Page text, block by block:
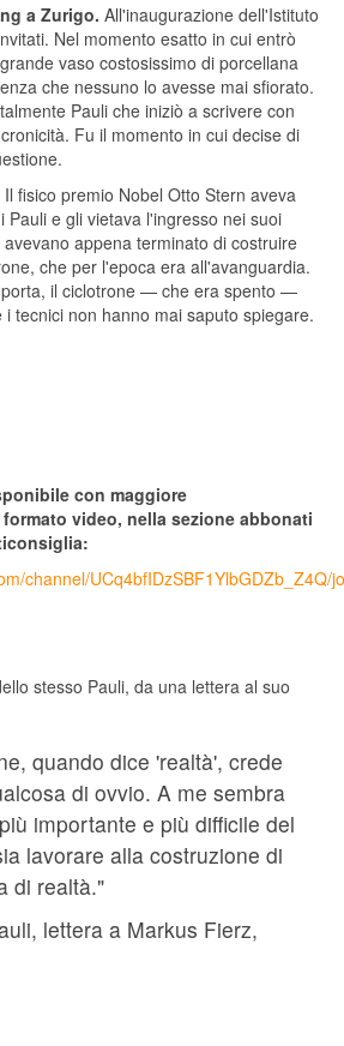
a Zurigo. All'inaugurazione dell'Istituto
Nel momento esatto in cui entrò
vaso costosissimo di porcellana
che nessuno lo avesse mai sfiorato.
Pauli che iniziò a scrivere con
Fu il momento in cui decise di
Il fisico premio Nobel Otto Stern aveva
Pauli e gli vietava l'ingresso nei suoi
appena terminato di costruire
che per l'epoca era all'avanguardia.
il ciclotrone — che era spento —
tecnici non hanno mai saputo spiegare.
con maggiore
video, nella sezione abbonati
channel/UCq4bfIDzSBF1YlbGDZb_Z4Q/
stesso Pauli, da una lettera al suo
quando dice 'realtà', crede
di ovvio. A me sembra
importante e più difficile del
lavorare alla costruzione di
di realtà."
lettera a Markus Fierz,